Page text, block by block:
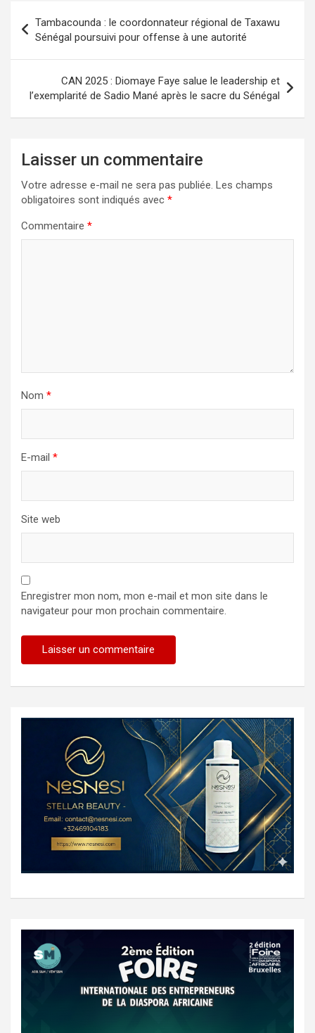
Tambacounda : le coordonnateur régional de Taxawu
Sénégal poursuivi pour offense à une autorité
CAN 2025 : Diomaye Faye salue le leadership et
l’exemplarité de Sadio Mané après le sacre du Sénégal
Laisser un commentaire
Votre adresse e-mail ne sera pas publiée. Les champs
obligatoires sont indiqués avec *
Commentaire *
Nom *
E-mail *
Site web
Enregistrer mon nom, mon e-mail et mon site dans le
navigateur pour mon prochain commentaire.